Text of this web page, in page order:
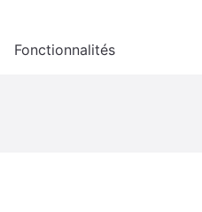
Fonctionnalités